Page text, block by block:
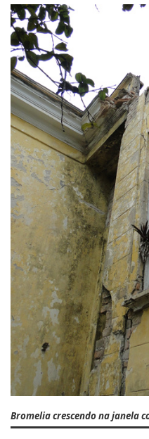
Bromelia crescendo na janela